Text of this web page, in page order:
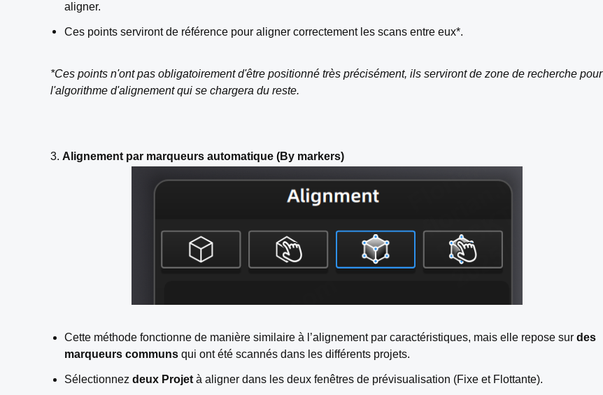
aligner.
Ces points serviront de référence pour aligner correctement les scans entre eux*.
*Ces points n'ont pas obligatoirement d'être positionné très précisément, ils serviront de zone de recherche pour
l'algorithme d'alignement qui se chargera du reste.
3. Alignement par marqueurs automatique (By markers)
Cette méthode fonctionne de manière similaire à l’alignement par caractéristiques, mais elle repose sur des
marqueurs communs qui ont été scannés dans les différents projets.
Sélectionnez deux Projet à aligner dans les deux fenêtres de prévisualisation (Fixe et Flottante).